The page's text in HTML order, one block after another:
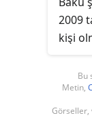
2009
kişi
Bu
Metin,
Görseller,